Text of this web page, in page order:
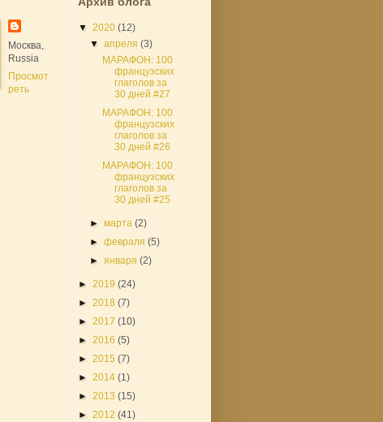
Москва,
Russia
Просмот
реть
▼ 2020 (12)
▼апреля(3)
МАРАФОН: 100
французских
глаголов за
30 дней #27
МАРАФОН: 100
французских
глаголов за
30 дней #26
МАРАФОН: 100
французских
глаголов за
30 дней #25
►марта(2)
►февраля(5)
►января(2)
► 2019 (24)
► 2018 (7)
► 2017 (10)
► 2016 (5)
► 2015 (7)
► 2014 (1)
► 2013 (15)
► 2012 (41)